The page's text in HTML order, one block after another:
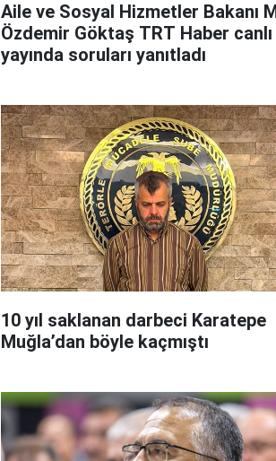
Aile ve Sosyal Hizmetler Bakanı
Özdemir Göktaş TRT Haber canlı
yayında soruları yanıtladı
10 yıl saklanan darbeci Karatepe
Muğla’dan böyle kaçmıştı